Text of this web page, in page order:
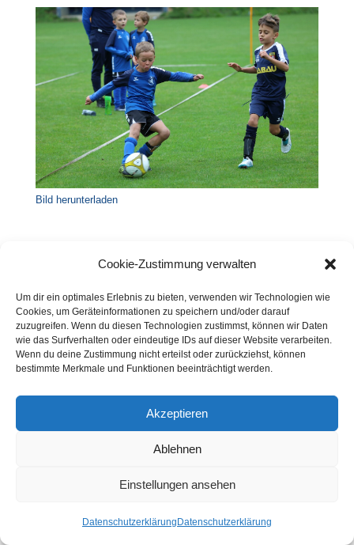
Cookie-Zustimmung verwalten
Um dir ein optimales Erlebnis zu bieten, verwenden wir Technologien wie
Cookies, um Geräteinformationen zu speichern und/oder darauf
zuzugreifen. Wenn du diesen Technologien zustimmst, können wir Daten
wie das Surfverhalten oder eindeutige IDs auf dieser Website verarbeiten.
Wenn du deine Zustimmung nicht erteilst oder zurückziehst, können
bestimmte Merkmale und Funktionen beeinträchtigt werden.
Akzeptieren
Ablehnen
Einstellungen ansehen
Datenschutzerklärung Datenschutzerklärung
Bild herunterladen